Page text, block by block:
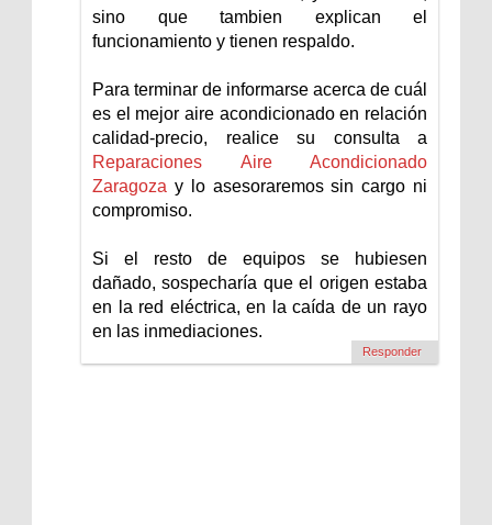
sino que tambien explican el
funcionamiento y tienen respaldo.
Para terminar de informarse acerca de cuál
es el mejor aire acondicionado en relación
calidad-precio, realice su consulta a
Reparaciones Aire Acondicionado
Zaragoza y lo asesoraremos sin cargo ni
compromiso.
Si el resto de equipos se hubiesen
dañado, sospecharía que el origen estaba
en la red eléctrica, en la caída de un rayo
en las inmediaciones.
Responder